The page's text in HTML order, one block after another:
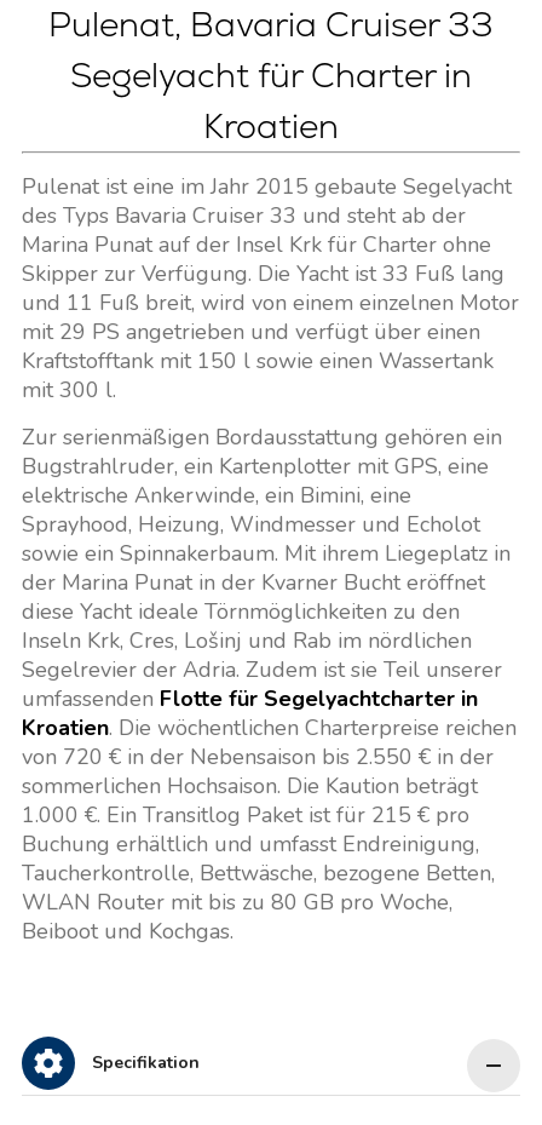
Pulenat, Bavaria Cruiser 33
Segelyacht für Charter in
Kroatien
Pulenat ist eine im Jahr 2015 gebaute Segelyacht
des Typs Bavaria Cruiser 33 und steht ab der
Marina Punat auf der Insel Krk für Charter ohne
Skipper zur Verfügung. Die Yacht ist 33 Fuß lang
und 11 Fuß breit, wird von einem einzelnen Motor
mit 29 PS angetrieben und verfügt über einen
Kraftstofftank mit 150 l sowie einen Wassertank
mit 300 l.
Zur serienmäßigen Bordausstattung gehören ein
Bugstrahlruder, ein Kartenplotter mit GPS, eine
elektrische Ankerwinde, ein Bimini, eine
Sprayhood, Heizung, Windmesser und Echolot
sowie ein Spinnakerbaum. Mit ihrem Liegeplatz in
der Marina Punat in der Kvarner Bucht eröffnet
diese Yacht ideale Törnmöglichkeiten zu den
Inseln Krk, Cres, Lošinj und Rab im nördlichen
Segelrevier der Adria. Zudem ist sie Teil unserer
umfassenden Flotte für Segelyachtcharter in
Kroatien. Die wöchentlichen Charterpreise reichen
von 720 € in der Nebensaison bis 2.550 € in der
sommerlichen Hochsaison. Die Kaution beträgt
1.000 €. Ein Transitlog Paket ist für 215 € pro
Buchung erhältlich und umfasst Endreinigung,
Taucherkontrolle, Bettwäsche, bezogene Betten,
WLAN Router mit bis zu 80 GB pro Woche,
Beiboot und Kochgas.
Specifikation